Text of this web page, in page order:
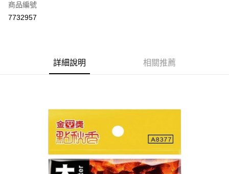
超商取貨付款
AFTEE先享後付
【關於「AFTEE先享後付」】
AFTEE先享後付是「在收到商品之後才付款」的支付方式。 讓您購物簡單
商品編號
7732957
詳細說明 相關推薦